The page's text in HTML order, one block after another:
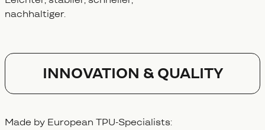
nachhaltiger.
Innovation & Quality
Made by European TPU-Specialists: